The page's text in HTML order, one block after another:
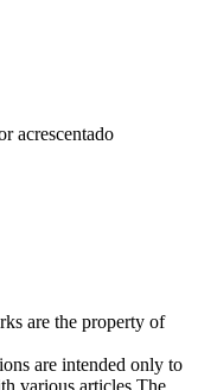
acrescentado
are the property of
are intended only to
various articles The